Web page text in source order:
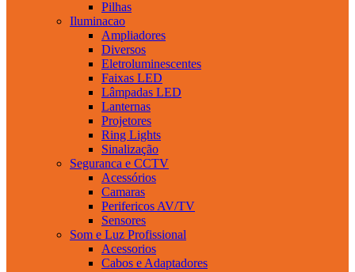
Pilhas
Iluminacao
Ampliadores
Diversos
Eletroluminescentes
Faixas LED
Lâmpadas LED
Lanternas
Projetores
Ring Lights
Sinalização
Seguranca e CCTV
Acessórios
Camaras
Perifericos AV/TV
Sensores
Som e Luz Profissional
Acessorios
Cabos e Adaptadores